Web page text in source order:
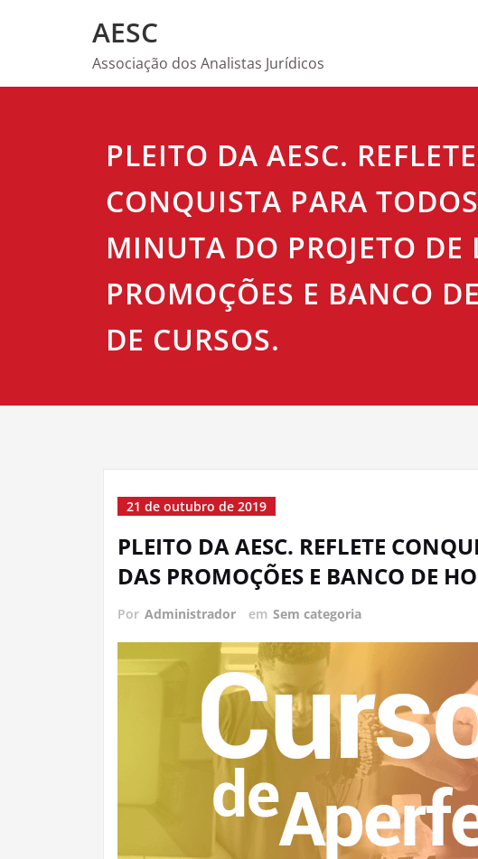
AESC
Associação dos Analistas Jurídicos
PLEITO DA AESC. REFLETE
CONQUISTA PARA
MINUTA DO PROJETO DE
PROMOÇÕES E BANCO
DE CURSOS.
21 de outubro de 2019
PLEITO DA AESC. REFLETE
DAS PROMOÇÕES E BANCO DE
Por Administrador em Sem categoria